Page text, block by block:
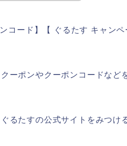
コード】【 ぐるたす キャンペ
ーポンやクーポンコードなど
るたすの公式サイトをみつけ